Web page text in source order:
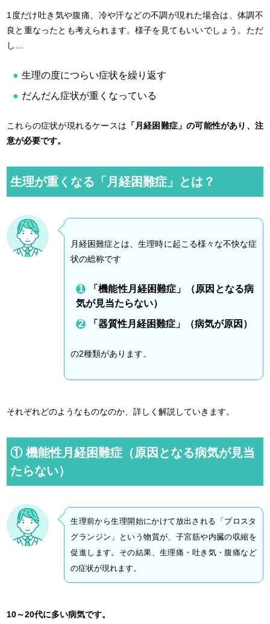
1度だけ吐き気や腹痛、冷や汗などの不調が現れた場合は、体調不
良と重なったとも考えられます。様子を見てもいいでしょう。ただ
し…
生理の度につらい症状を繰り返す
だんだん症状が重くなっている
これらの症状が現れるケースは 「月経困難症」の可能性があり、注
意が必要です。
生理が重くなる「月経困難症」とは？
月経困難症とは、生理時に起こる様々な不快な症
状の総称です
「機能性月経困難症」（原因となる病
気が見当たらない）
「器質性月経困難症」（病気が原因）
の2種類があります。
それぞれどのようなものなのか、詳しく解説していきます。
① 機能性月経困難症（原因となる病気が見当
たらない）
生理前から生理開始にかけて放出される「プロスタ
グランジン」という物質が、子宮筋や内臓の収縮を
促進します。その結果、生理痛・吐き気・腹痛など
の症状が現れます。
10～20代に多い病気です。